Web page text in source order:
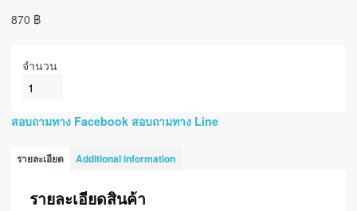
870 ฿
จำนวน
สอบถามทาง Facebook สอบถามทาง Line
รายละเอียด Additional information
รายละเอียดสินค้า